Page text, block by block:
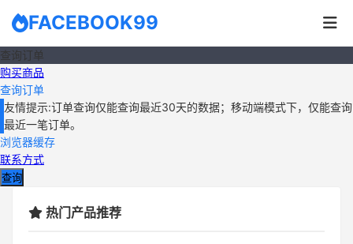
FACEBOOK99
查询订单
购买商品
查询订单
友情提示:订单查询仅能查询最近30天的数据；移动端模式下，仅能查询
最近一笔订单。
浏览器缓存
联系方式
查询
热门产品推荐